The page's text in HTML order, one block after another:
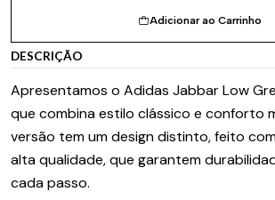
Adicionar ao Carrinho
DESCRIÇÃO
Apresentamos o Adidas Jabbar Low
que combina estilo clássico e conforto
versão tem um design distinto, feito
alta qualidade, que garantem
cada passo.